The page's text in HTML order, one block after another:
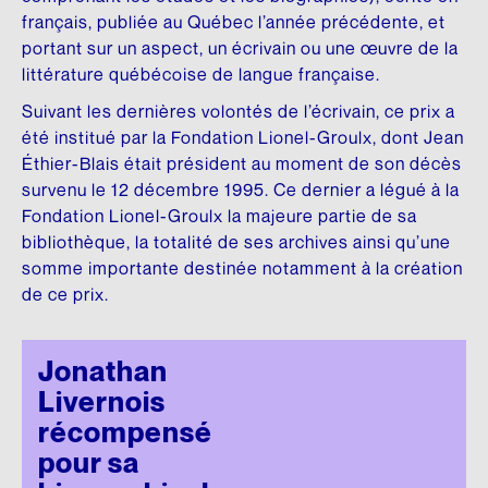
Conseil d’administration
Comité scientifique
Membres honoraires
ESPACE DE PRESSE
Communiqués
Rapports annuels
Logo et guide de normes
UN RICHE HÉRITAGE
Histoire de la Fondation
Bibliothèque
HISTOIRE DU QUÉBEC
Mémoires et thèses
Répertoire de films
Répertoire de sites
Commémorations
LANGUE FRANÇAISE
La question linguistique au Québec
Matériel pédagogique
CHANTIER WIKIPÉDIA
SON ŒUVRE
Brochures
Écrits personnels
Essais divers
Fiction
Histoire
Traductions
SA BIBLIOTHÈQUE
Livres
NOUS SUIVRE
Facebook
Instagram
LinkedIn
YouTube
INFOLETTRE
Premier don majeur en culture
REMERCIEMENTS
Donateurs et donatrices
Dons des députés
FAITES UN DON EN LIGNE
français, publiée au Québec l’année précédente, et
portant sur un aspect, un écrivain ou une œuvre de la
littérature québécoise de langue française.
Suivant les dernières volontés de l’écrivain, ce prix a
été institué par la Fondation Lionel-Groulx, dont Jean
Éthier-Blais était président au moment de son décès
survenu le 12 décembre 1995. Ce dernier a légué à la
Fondation Lionel-Groulx la majeure partie de sa
bibliothèque, la totalité de ses archives ainsi qu’une
somme importante destinée notamment à la création
de ce prix.
Jonathan
Livernois
récompensé
pour sa